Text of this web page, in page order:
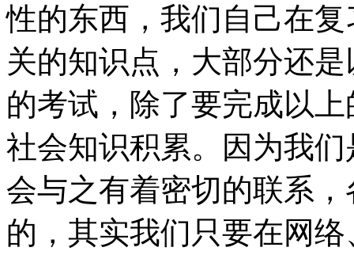
性的东西，我们自己在
关的知识点，大部分还
的考试，除了要完成以
社会知识积累。因为我
会与之有着密切的联系
的，其实我们只要在网